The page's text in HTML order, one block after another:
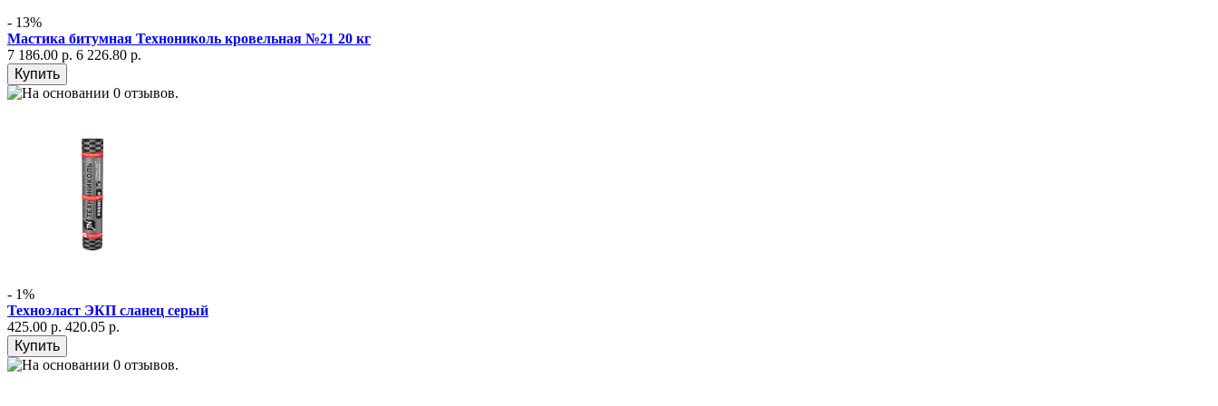
- 13%
Мастика битумная Технониколь кровельная №21 20 кг
7 186.00 р. 6 226.80 р.
- 1%
Техноэласт ЭКП сланец серый
425.00 р. 420.05 р.